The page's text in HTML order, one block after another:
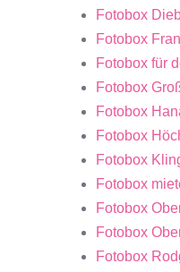
Fotobox
Fotobox
Fotobox für
Fotobox
Fotobox
Fotobox
Fotobox
Fotobox
Fotobox
Fotobox
Fotobox